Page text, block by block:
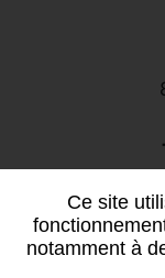
Ce site
notamment à
Vous